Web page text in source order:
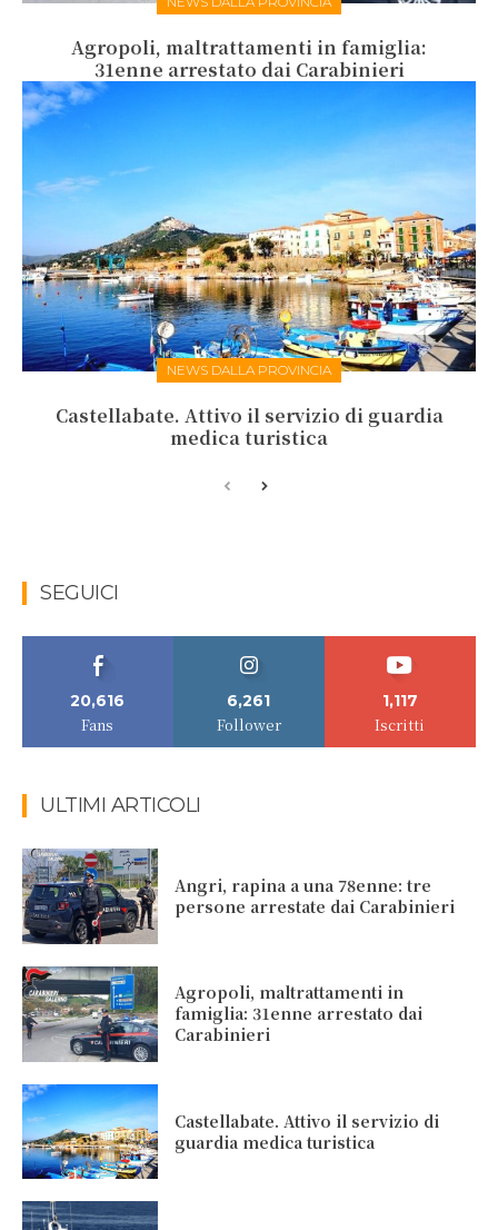
Agropoli, maltrattamenti in famiglia:
31enne arrestato dai Carabinieri
NEWS DALLA PROVINCIA
Castellabate. Attivo il servizio di guardia
medica turistica
SEGUICI
20,616
Fans
6,261
Follower
1,117
Iscritti
ULTIMI ARTICOLI
Angri, rapina a una 78enne: tre
persone arrestate dai Carabinieri
Agropoli, maltrattamenti in
famiglia: 31enne arrestato dai
Carabinieri
Castellabate. Attivo il servizio di
guardia medica turistica